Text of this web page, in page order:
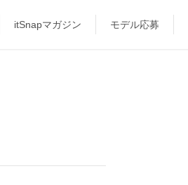
itSnapマガジン モデル応募